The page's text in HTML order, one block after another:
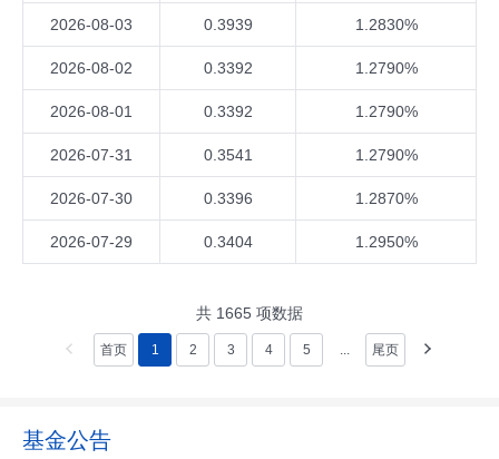
2026-08-03 0.3939 1.2830%
2026-08-02 0.3392 1.2790%
2026-08-01 0.3392 1.2790%
2026-07-31 0.3541 1.2790%
2026-07-30 0.3396 1.2870%
2026-07-29 0.3404 1.2950%
共 1665 项数据
首页 1 2 3 4 5 ... 尾页
基金公告